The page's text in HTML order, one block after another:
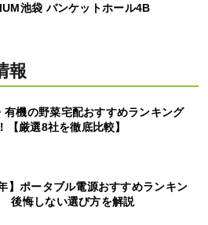
池袋 バンケットホール4B
報
有機の野菜宅配おすすめランキング
【厳選8社を徹底比較】
】ポータブル電源おすすめランキン
後悔しない選び方を解説